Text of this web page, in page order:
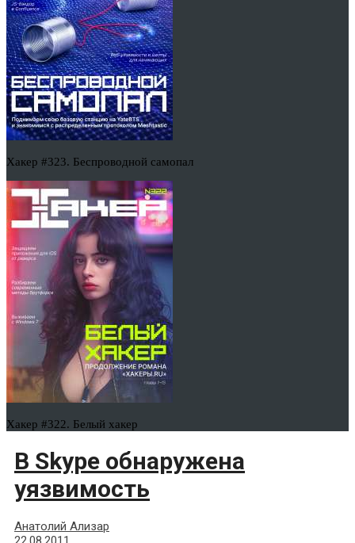
Хакер #323. Беспроводной самопал
Хакер #322. Белый хакер
В Skype обнаружена
уязвимость
Анатолий Ализар